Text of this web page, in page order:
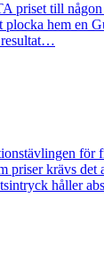
priset till
plocka hem en
resultat…
för
priser krävs det
håller